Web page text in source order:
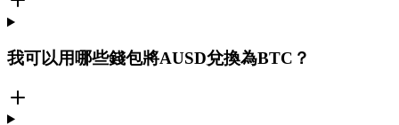
我可以用哪些錢包將AUSD兌換為BTC？